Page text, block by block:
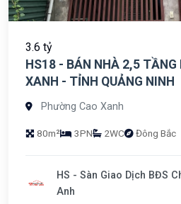
3.6 tỷ
HS18 - BÁN NHÀ 2,5 TẦNG
XANH - TỈNH QUẢNG NINH
Phường Cao Xanh
80m² 3PN 2WC Đông Bắc
HS - Sàn Giao Dịch BĐS
Anh